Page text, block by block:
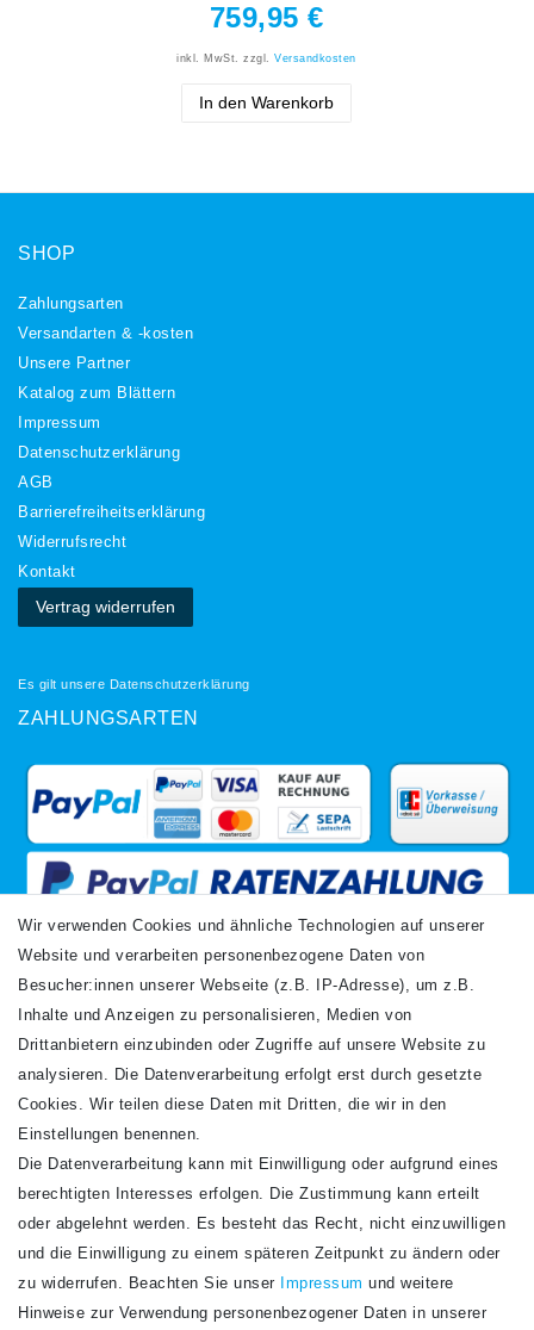
759,95 €
inkl. MwSt. zzgl.Versandkosten
In den Warenkorb
SHOP
Zahlungsarten
Versandarten & -kosten
Unsere Partner
Katalog zum Blättern
Impressum
Daten­schutz­erklärung
AGB
Barrierefreiheitserklärung
Widerrufs­recht
Kontakt
Vertrag widerrufen
Es gilt unsere Datenschutzerklärung
ZAHLUNGSARTEN
VERSANDARTEN
Newsletter
Honig
Hiermit bestätige ich, dass ich dieDaten­schutz­erklärunggelesen habe. Meine
Wir verwenden Cookies und ähnliche Technologien auf unserer
Website und verarbeiten personenbezogene Daten von
Besucher:innen unserer Webseite (z.B. IP-Adresse), um z.B.
Inhalte und Anzeigen zu personalisieren, Medien von
Drittanbietern einzubinden oder Zugriffe auf unsere Website zu
analysieren. Die Datenverarbeitung erfolgt erst durch gesetzte
Cookies. Wir teilen diese Daten mit Dritten, die wir in den
Einstellungen benennen.
Die Datenverarbeitung kann mit Einwilligung oder aufgrund eines
berechtigten Interesses erfolgen. Die Zustimmung kann erteilt
oder abgelehnt werden. Es besteht das Recht, nicht einzuwilligen
und die Einwilligung zu einem späteren Zeitpunkt zu ändern oder
zu widerrufen. Beachten Sie unser
Impressum und weitere
Hinweise zur Verwendung personenbezogener Daten in unserer